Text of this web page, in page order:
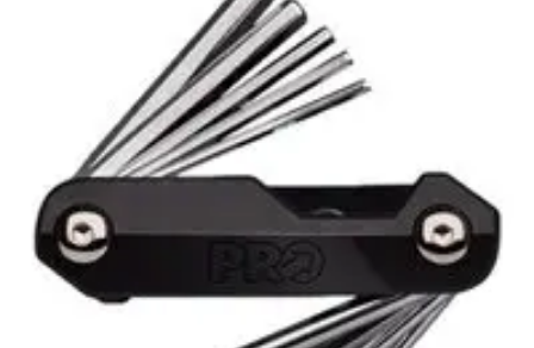
Técnicas y herramientas
Cerrajería ArtesanalConsejos
Cerrajero Artesano